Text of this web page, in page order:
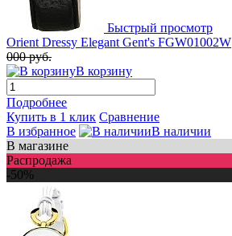
Быстрый просмотр
Orient Dressy Elegant Gent's FGW01002W
000 руб.
В корзину
Подробнее
Купить в 1 клик Сравнение
В избранное
В наличии
В магазине
Распродажа
-50%